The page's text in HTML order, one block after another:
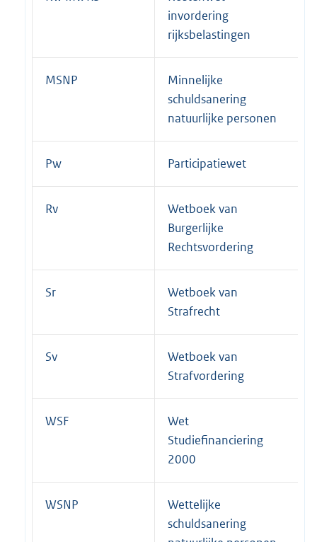
invordering
rijksbelastingen
MSNP
Minnelijke
schuldsanering
natuurlijke personen
Pw Participatiewet
Rv
Wetboek van
Burgerlijke
Rechtsvordering
Sr
Wetboek van
Strafrecht
Sv
Wetboek van
Strafvordering
WSF
Wet
Studiefinanciering
2000
WSNP
Wettelijke
schuldsanering